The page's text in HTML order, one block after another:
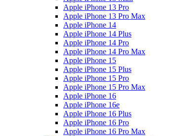
Apple iPhone 13 Pro
Apple iPhone 13 Pro Max
Apple iPhone 14
Apple iPhone 14 Plus
Apple iPhone 14 Pro
Apple iPhone 14 Pro Max
Apple iPhone 15
Apple iPhone 15 Plus
Apple iPhone 15 Pro
Apple iPhone 15 Pro Max
Apple iPhone 16
Apple iPhone 16e
Apple iPhone 16 Plus
Apple iPhone 16 Pro
Apple iPhone 16 Pro Max